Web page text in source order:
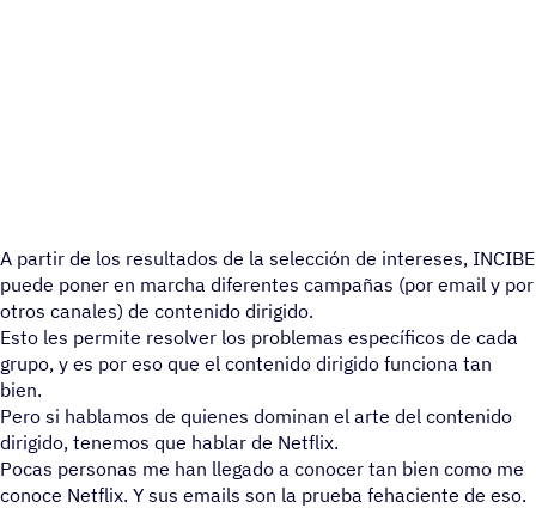
A partir de los resultados de la selección de intereses, INCIBE
puede poner en marcha diferentes campañas (por email y por
otros canales) de contenido dirigido.
Esto les permite resolver los problemas específicos de cada
grupo, y es por eso que el contenido dirigido funciona tan
bien.
Pero si hablamos de quienes dominan el arte del contenido
dirigido, tenemos que hablar de Netflix.
Pocas personas me han llegado a conocer tan bien como me
conoce Netflix. Y sus emails son la prueba fehaciente de eso.